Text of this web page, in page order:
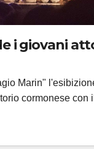
i giovani
Marin"
cormonese con